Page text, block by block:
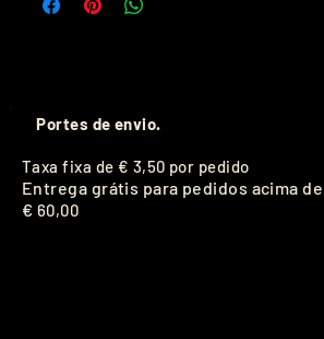
Portes de envio.
Taxa fixa de € 3,50 por pedido
Entrega grátis para pedidos acima de
€ 60,00